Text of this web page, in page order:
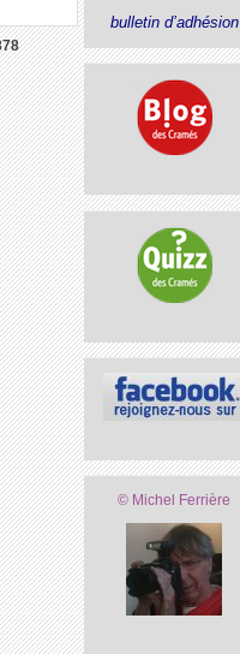
bulletin d’adhésion
© Michel Ferrière